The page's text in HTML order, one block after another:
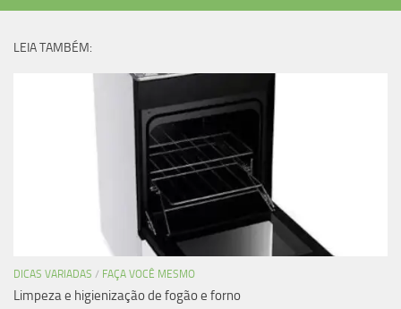
LEIA TAMBÉM:
DICAS VARIADAS / FAÇA VOCÊ MESMO
Limpeza e higienização de fogão e forno